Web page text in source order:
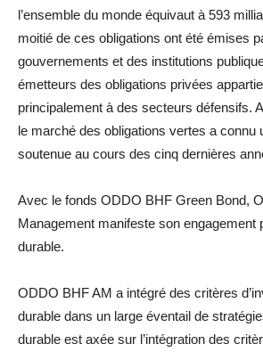
l’ensemble du monde équivaut à 593
moitié de ces obligations ont été émises
gouvernements et des institutions
émetteurs des obligations privées
principalement à des secteurs défensifs.
le marché des obligations vertes a connu
soutenue au cours des cinq dernières
Avec le fonds ODDO BHF Green Bond,
Management manifeste son engagement
durable.
ODDO BHF AM a intégré des critères
durable dans un large éventail de
durable est axée sur l’intégration des